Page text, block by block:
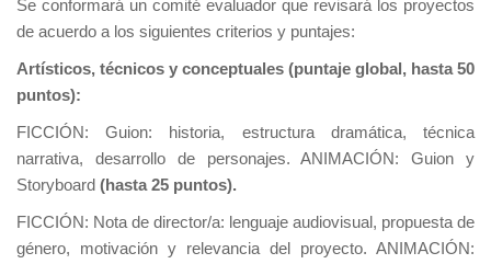
Se conformará un comité evaluador que revisará los proyectos
de acuerdo a los siguientes criterios y puntajes:
Artísticos, técnicos y conceptuales (puntaje global, hasta 50
puntos):
FICCIÓN: Guion: historia, estructura dramática, técnica
narrativa, desarrollo de personajes. ANIMACIÓN: Guion y
Storyboard (hasta 25 puntos).
FICCIÓN: Nota de director/a: lenguaje audiovisual, propuesta de
género, motivación y relevancia del proyecto. ANIMACIÓN: